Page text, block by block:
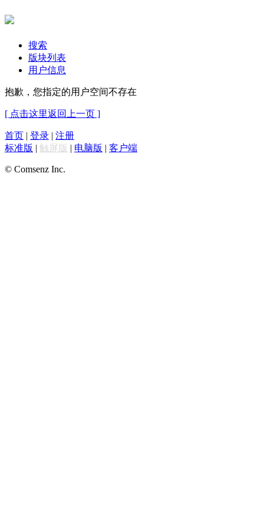
搜索
版块列表
用户信息
抱歉，您指定的用户空间不存在
[ 点击这里返回上一页 ]
首页 | 登录 | 注册
标准版 | 触屏版 | 电脑版 | 客户端
© Comsenz Inc.